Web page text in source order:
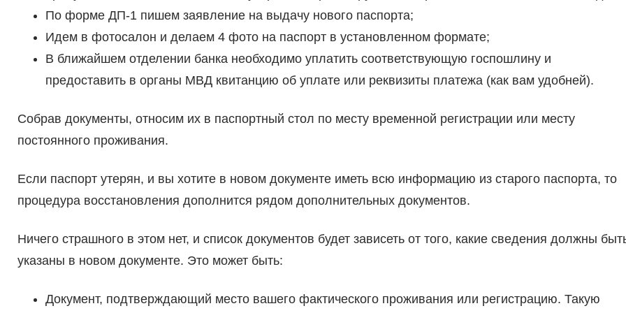
По форме ДП-1 пишем заявление на выдачу нового паспорта;
Идем в фотосалон и делаем 4 фото на паспорт в установленном формате;
В ближайшем отделении банка необходимо уплатить соответствующую госпошлину и
предоставить в органы МВД квитанцию об уплате или реквизиты платежа (как вам удобней).
Собрав документы, относим их в паспортный стол по месту временной регистрации или месту
постоянного проживания.
Если паспорт утерян, и вы хотите в новом документе иметь всю информацию из старого паспорта, то
процедура восстановления дополнится рядом дополнительных документов.
Ничего страшного в этом нет, и список документов будет зависеть от того, какие сведения должны
указаны в новом документе. Это может быть:
Документ, подтверждающий место вашего фактического проживания или регистрацию. Такую